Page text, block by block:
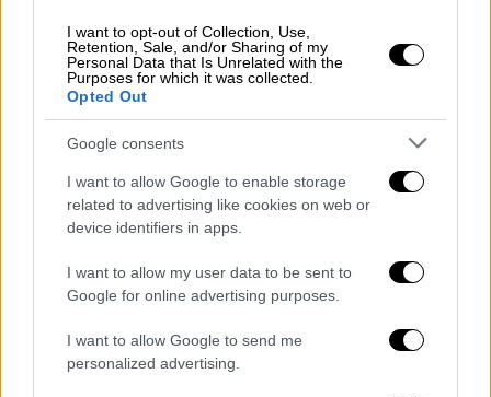
I want to opt-out of Collection, Use,
Retention, Sale, and/or Sharing of my
Personal Data that Is Unrelated with the
Purposes for which it was collected.
Opted Out
Google consents
I want to allow Google to enable storage
related to advertising like cookies on web or
device identifiers in apps.
I want to allow my user data to be sent to
Google for online advertising purposes.
I want to allow Google to send me
personalized advertising.
γαλοπούλαθα είναι αυξημένη 1 με 2 ευρώ
καθώς θα φτάσει μέχρι και τα 11 ευρώ, το
κατσίκιστα 16 ευρώ το κιλό ενώ το χοιρινό
θα αγγίξει τα 8 ευρώ.